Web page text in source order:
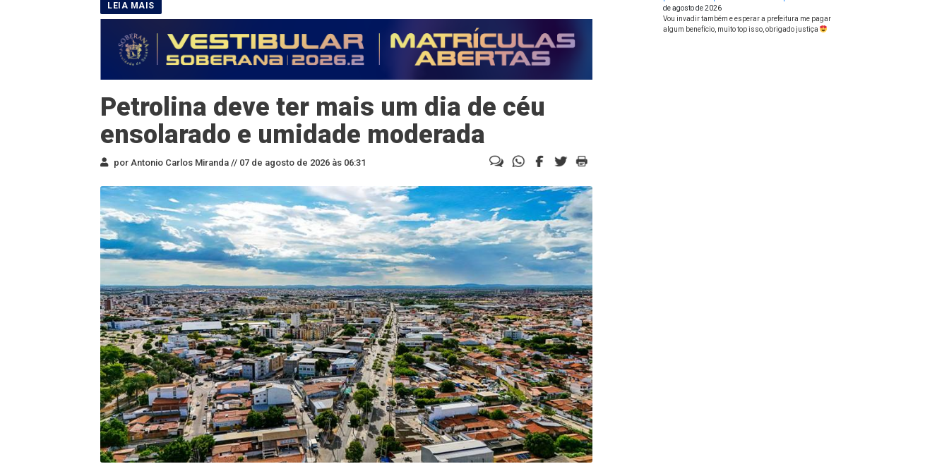
Petrolina deve ter mais um dia de céu
ensolarado e umidade moderada
por Antonio Carlos Miranda // 07 de agosto de 2026 às 06:31
de agosto de 2026
Vou invadir também e esperar a prefeitura me pagar
algum benefício, muito top isso, obrigado justiça